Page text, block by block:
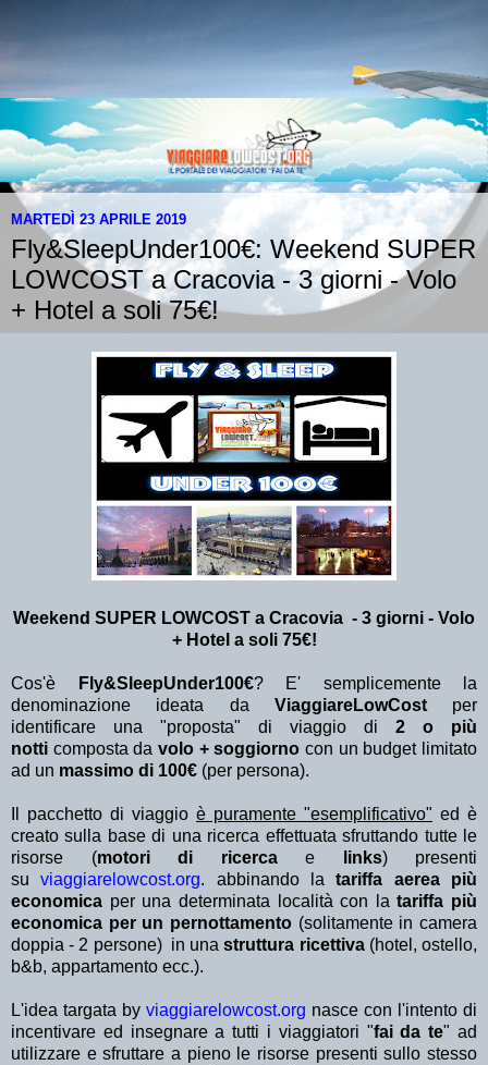
MARTEDÌ 23 APRILE 2019
Fly&SleepUnder100€: Weekend SUPER
LOWCOST a Cracovia - 3 giorni - Volo
+ Hotel a soli 75€!
Weekend SUPER LOWCOST a Cracovia - 3 giorni - Volo
+ Hotel a soli 75€!
Cos'è Fly&SleepUnder100€? E' semplicemente la
denominazione ideata da ViaggiareLowCostper
identificare una "proposta" di viaggio di 2 o più
notti composta davolo + soggiorno con un budget limitato
ad un massimo di 100€ (per persona).
Il pacchetto di viaggio è puramente "esemplificativo" ed è
creato sulla base di una ricerca effettuata sfruttando tutte le
risorse (motori di ricerca e links) presenti
suviaggiarelowcost.org. abbinando la tariffa aerea più
economica per una determinata località con latariffa più
economica per un pernottamento (solitamente in camera
doppia - 2 persone) in unastruttura ricettiva(hotel, ostello,
b&b, appartamento ecc.).
L'idea targata by viaggiarelowcost.org nasce con l'intento di
incentivare ed insegnare a tutti i viaggiatori "fai da te" ad
utilizzare e sfruttare a pieno le risorse presenti sullo stesso